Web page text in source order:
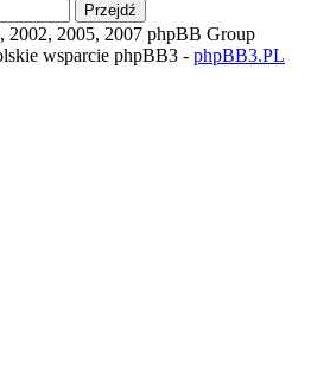
2002, 2005, 2007 phpBB Group
wsparcie phpBB3 - phpBB3.PL